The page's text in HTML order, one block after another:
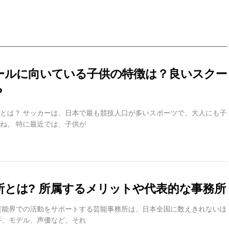
ルに向いている子供の特徴は？良いスクー
は？ サッカーは、日本で最も競技人口が多いスポーツで、大人にも子
。 特に最近では、子供が
とは? 所属するメリットや代表的な事務所
界での活動をサポートする芸能事務所は、日本全国に数えきれないほ
モデル、声優など、それ